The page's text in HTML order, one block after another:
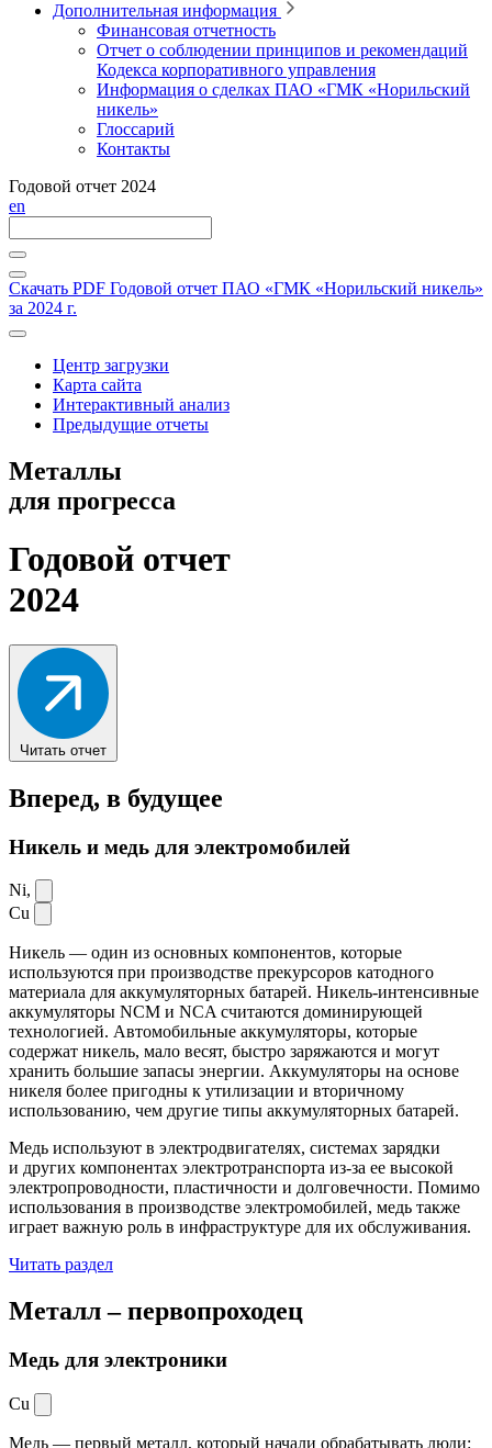
Дополнительная информация
Финансовая отчетность
Отчет о соблюдении принципов и рекомендаций
Кодекса корпоративного управления
Информация о сделках ПАО «ГМК «Норильский
никель»
Глоссарий
Контакты
Годовой отчет 2024
en
Скачать PDF Годовой отчет ПАО «ГМК «Норильский никель»
за 2024 г.
Центр загрузки
Карта сайта
Интерактивный анализ
Предыдущие отчеты
Металлы
для прогресса
Годовой отчет
2024
Читать отчет
Вперед, в будущее
Никель и медь для электромобилей
Ni,
Cu
Никель — один из основных компонентов, которые
используются при производстве прекурсоров катодного
материала для аккумуляторных батарей. Никель-интенсивные
аккумуляторы NCM и NCA считаются доминирующей
технологией. Автомобильные аккумуляторы, которые
содержат никель, мало весят, быстро заряжаются и могут
хранить большие запасы энергии. Аккумуляторы на основе
никеля более пригодны к утилизации и вторичному
использованию, чем другие типы аккумуляторных батарей.
Медь используют в электродвигателях, системах зарядки
и других компонентах электротранспорта из-за ее высокой
электропроводности, пластичности и долговечности. Помимо
использования в производстве электромобилей, медь также
играет важную роль в инфраструктуре для их обслуживания.
Читать раздел
Металл –первопроходец
Медь для электроники
Cu
Медь — первый металл, который начали обрабатывать люди: